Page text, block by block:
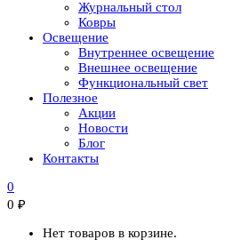
Журнальный стол
Ковры
Освещение
Внутреннее освещение
Внешнее освещение
Функциональный свет
Полезное
Акции
Новости
Блог
Контакты
0
0 ₽
Нет товаров в корзине.